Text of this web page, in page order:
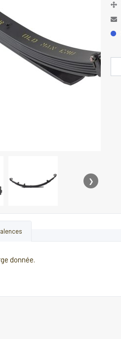
❯
donnée.